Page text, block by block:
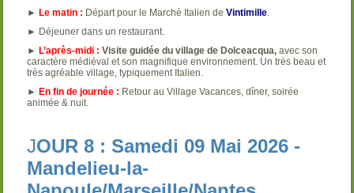
► Le matin : Départ pour le Marché Italien deVintimille.
► Déjeuner dans un restaurant.
► L’après-midi : Visite guidée du village de Dolceacqua, avec son
caractère médiéval et son magnifique environnement. Un très beau et
très agréable village, typiquement Italien.
► En fin de journée : Retour au Village Vacances, dîner, soirée
animée & nuit.
JOUR 8 : Samedi 09 Mai 2026 -
Mandelieu-la-